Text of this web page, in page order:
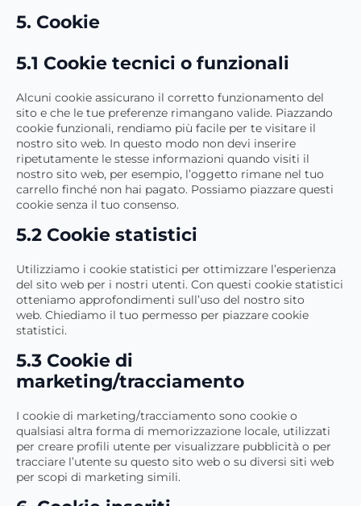
5. Cookie
5.1 Cookie tecnici o funzionali
Alcuni cookie assicurano il corretto funzionamento del
sito e che le tue preferenze rimangano valide. Piazzando
cookie funzionali, rendiamo più facile per te visitare il
nostro sito web. In questo modo non devi inserire
ripetutamente le stesse informazioni quando visiti il
nostro sito web, per esempio, l’oggetto rimane nel tuo
carrello finché non hai pagato. Possiamo piazzare questi
cookie senza il tuo consenso.
5.2 Cookie statistici
Utilizziamo i cookie statistici per ottimizzare l’esperienza
del sito web per i nostri utenti. Con questi cookie statistici
otteniamo approfondimenti sull’uso del nostro sito
web. Chiediamo il tuo permesso per piazzare cookie
statistici.
5.3 Cookie di
marketing/tracciamento
I cookie di marketing/tracciamento sono cookie o
qualsiasi altra forma di memorizzazione locale, utilizzati
per creare profili utente per visualizzare pubblicità o per
tracciare l’utente su questo sito web o su diversi siti web
per scopi di marketing simili.